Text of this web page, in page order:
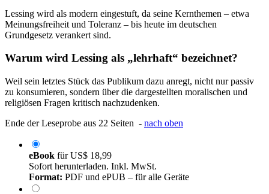
Lessing wird als modern eingestuft, da seine Kernthemen – etwa
Meinungsfreiheit und Toleranz – bis heute im deutschen
Grundgesetz verankert sind.
Warum wird Lessing als „lehrhaft“ bezeichnet?
Weil sein letztes Stück das Publikum dazu anregt, nicht nur passiv
zu konsumieren, sondern über die dargestellten moralischen und
religiösen Fragen kritisch nachzudenken.
Ende der Leseprobe aus 22 Seiten - nach oben
eBook fürUS$ 18,99
Sofort herunterladen. Inkl. MwSt.
Format: PDF und ePUB – für alle Geräte